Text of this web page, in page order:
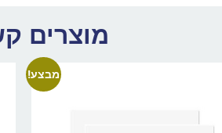
מוצרים
מבצע!